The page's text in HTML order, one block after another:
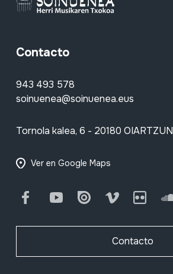
Contacto
943 493 578
soinuenea@soinuenea.eus
Tornola kalea, 6 - 20180 OIARTZUN
Ver en Google Maps
FacebookYoutube Issuu Vimeo Flickr
Contacto